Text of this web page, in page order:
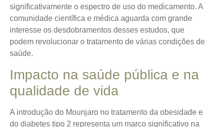
significativamente o espectro de uso do medicamento. A
comunidade científica e médica aguarda com grande
interesse os desdobramentos desses estudos, que
podem revolucionar o tratamento de várias condições de
saúde.
Impacto na saúde pública e na
qualidade de vida
A introdução do Mounjaro no tratamento da obesidade e
do diabetes tipo 2 representa um marco significativo na